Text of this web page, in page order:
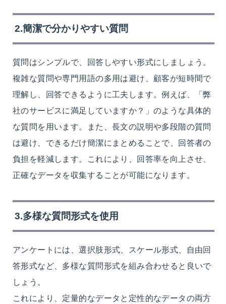
2.簡潔で分かりやすい質問
質問はシンプルで、回答しやすい形式にしましょう。
複雑な質問や専門用語の多用は避け、顧客が短時間で
理解し、回答できるように工夫します。例えば、「弊
社のサービスに満足していますか？」のような具体的
な質問を用います。また、長文の説明や多段階の質問
は避け、できるだけ簡潔にまとめることで、回答者の
負担を軽減します。これにより、回答率を向上させ、
正確なデータを収集することが可能になります。
3.多様な質問形式を使用
アンケートには、選択肢形式、スケール形式、自由回
答形式など、多様な質問形式を組み合わせると良いで
しょう。
これにより、定量的なデータと定性的なデータの両方